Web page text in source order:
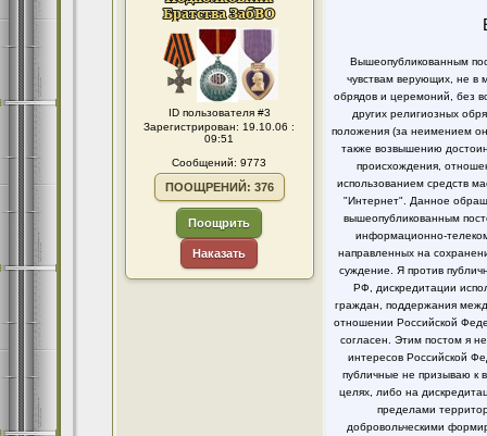
ID пользователя #3
Зарегистрирован: 19.10.06 :
09:51
Сообщений: 9773
ПООЩРЕНИЙ: 376
Поощрить
Наказать
Вышеопубликованным
чувствам верующих, не в
обрядов и церемоний, без
других религиозных
положения (за неимением
также возвышению
происхождения,
использованием средств
"Интернет". Данное
вышеопубликованным
информационно-
направленных на
суждение. Я против
РФ, дискредитации
граждан, поддержания
отношении Российской
согласен. Этим постом я
интересов Российской
публичные не призываю к
целях, либо на
пределами
добровольческими